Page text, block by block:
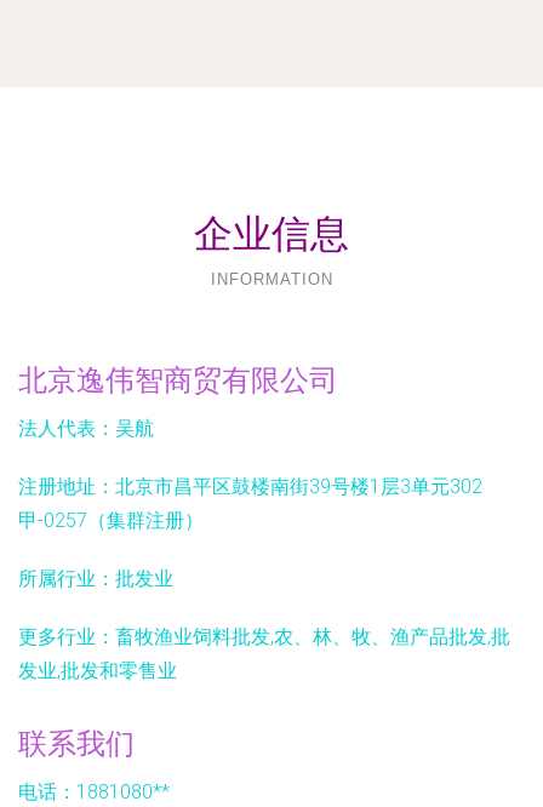
企业信息
INFORMATION
北京逸伟智商贸有限公司
法人代表： 吴航
注册地址： 北京市昌平区鼓楼南街39号楼1层3单元302
甲-0257（集群注册）
所属行业： 批发业
更多行业： 畜牧渔业饲料批发,农、林、牧、渔产品批发,批
发业,批发和零售业
联系我们
电话：1881080**